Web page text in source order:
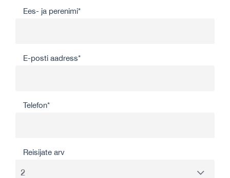
Ees- ja perenimi*
E-posti aadress*
Telefon*
Reisijate arv